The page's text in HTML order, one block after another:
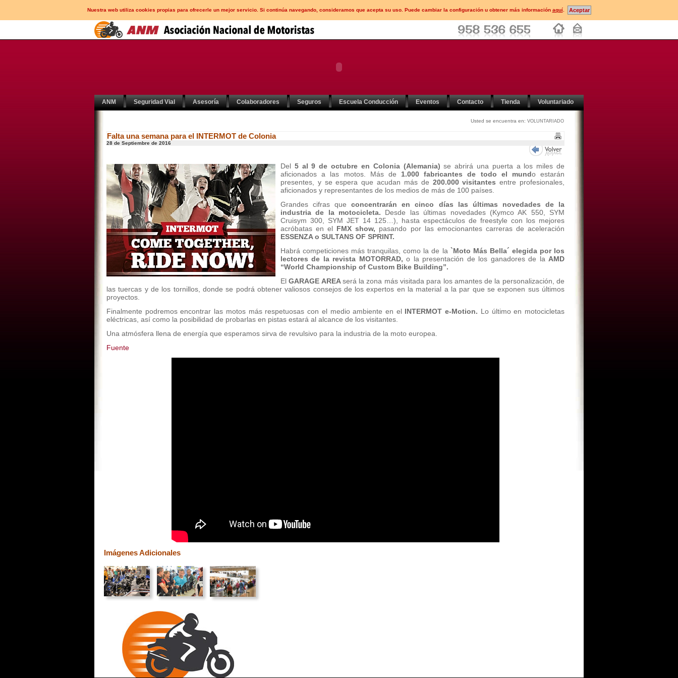
Nuestra web utiliza cookies propias para ofrecerle un mejor servicio. Si continúa navegando, consideramos que acepta su uso. Puede cambiar la configuración u obtener más información aquí.
ANM Seguridad Vial Asesoría Colaboradores Seguros Escuela Conducción Eventos Contacto Tienda Voluntariado
Usted se encuentra en: VOLUNTARIADO
Falta una semana para el INTERMOT de Colonia
28 de Septiembre de 2016
Del 5 al 9 de octubre en Colonia (Alemania)se abrirá una puerta a los miles de
aficionados a las motos. Más de 1.000 fabricantes de todo el mundo estarán
presentes, y se espera que acudan más de 200.000 visitantes entre profesionales,
aficionados y representantes de los medios de más de 100 países.
Grandes cifras queconcentrarán en cinco días las últimas novedades de la
industria de la motocicleta. Desde las últimas novedades (Kymco AK 550, SYM
Cruisym 300, SYM JET 14 125…), hasta espectáculos de freestyle con los mejores
acróbatas en el FMX show, pasando por las emocionantes carreras de aceleración
ESSENZA o SULTANS OF SPRINT.
Habrá competiciones más tranquilas, como la de la `Moto Más Bella´ elegida por los
lectores de la revista MOTORRAD, o la presentación de los ganadores de la AMD
“World Championship of Custom Bike Building”.
El GARAGE AREAserá la zona más visitada para los amantes de la personalización, de
las tuercas y de los tornillos, donde se podrá obtener valiosos consejos de los expertos en la material a la par que se exponen sus últimos
proyectos.
Finalmente podremos encontrar las motos más respetuosas con el medio ambiente en elINTERMOT e-Motion. Lo último en motocicletas
eléctricas, así como la posibilidad de probarlas en pistas estará al alcance de los visitantes.
Una atmósfera llena de energía que esperamos sirva de revulsivo para la industria de la moto europea.
Fuente
Imágenes Adicionales